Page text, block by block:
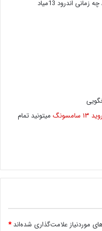
میتونید تمام
موردنیاز علامت‌گذاری شده‌اند*